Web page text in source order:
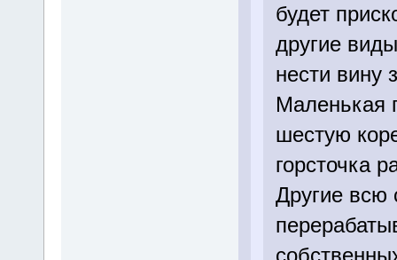
будет
другие
нести вину
Маленькая
шестую
горсточка
Другие всю